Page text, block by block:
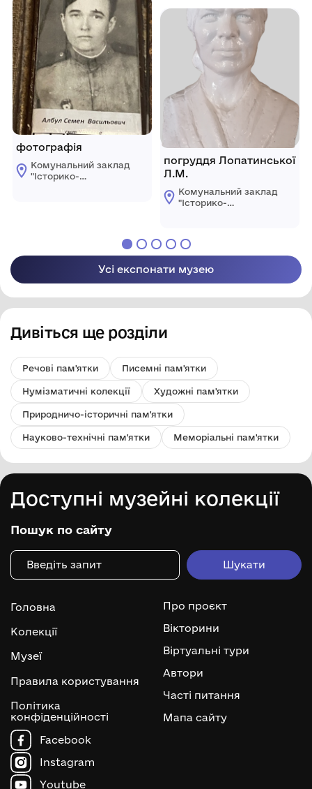
Березівського
району Одеської
області
фотографія
Комунальний заклад
"Історико-
селищної ради"
Березівського
району Одеської
області
погруддя Лопатинської
Л.М.
Комунальний заклад
"Історико-
Березівського
району Одеської
області
Усі експонати музею
Дивіться ще розділи
Речові пам'ятки Писемні пам'ятки
Нумізматичні колекції Художні пам'ятки
Природничо-історичні пам'ятки
Науково-технічні пам'ятки Меморіальні пам'ятки
Доступні музейні колекції
Пошук по сайту
Головна
Колекції
Музеї
Правила користування
Політика
конфіденційності
Про проєкт
Вікторини
Віртуальні тури
Автори
Часті питання
Мапа сайту
Facebook
Instagram
Youtube